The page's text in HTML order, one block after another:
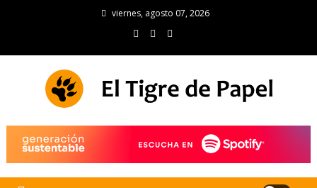
viernes, agosto 07, 2026